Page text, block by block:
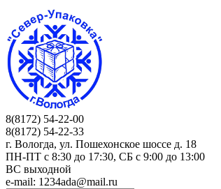
8(8172) 54-22-00
8(8172) 54-22-33
г. Вологда, ул. Пошехонское шоссе д. 18
ПН-ПТ c 8:30 до 17:30, СБ с 9:00 до 13:00
ВС выходной
e-mail: 1234ada@mail.ru